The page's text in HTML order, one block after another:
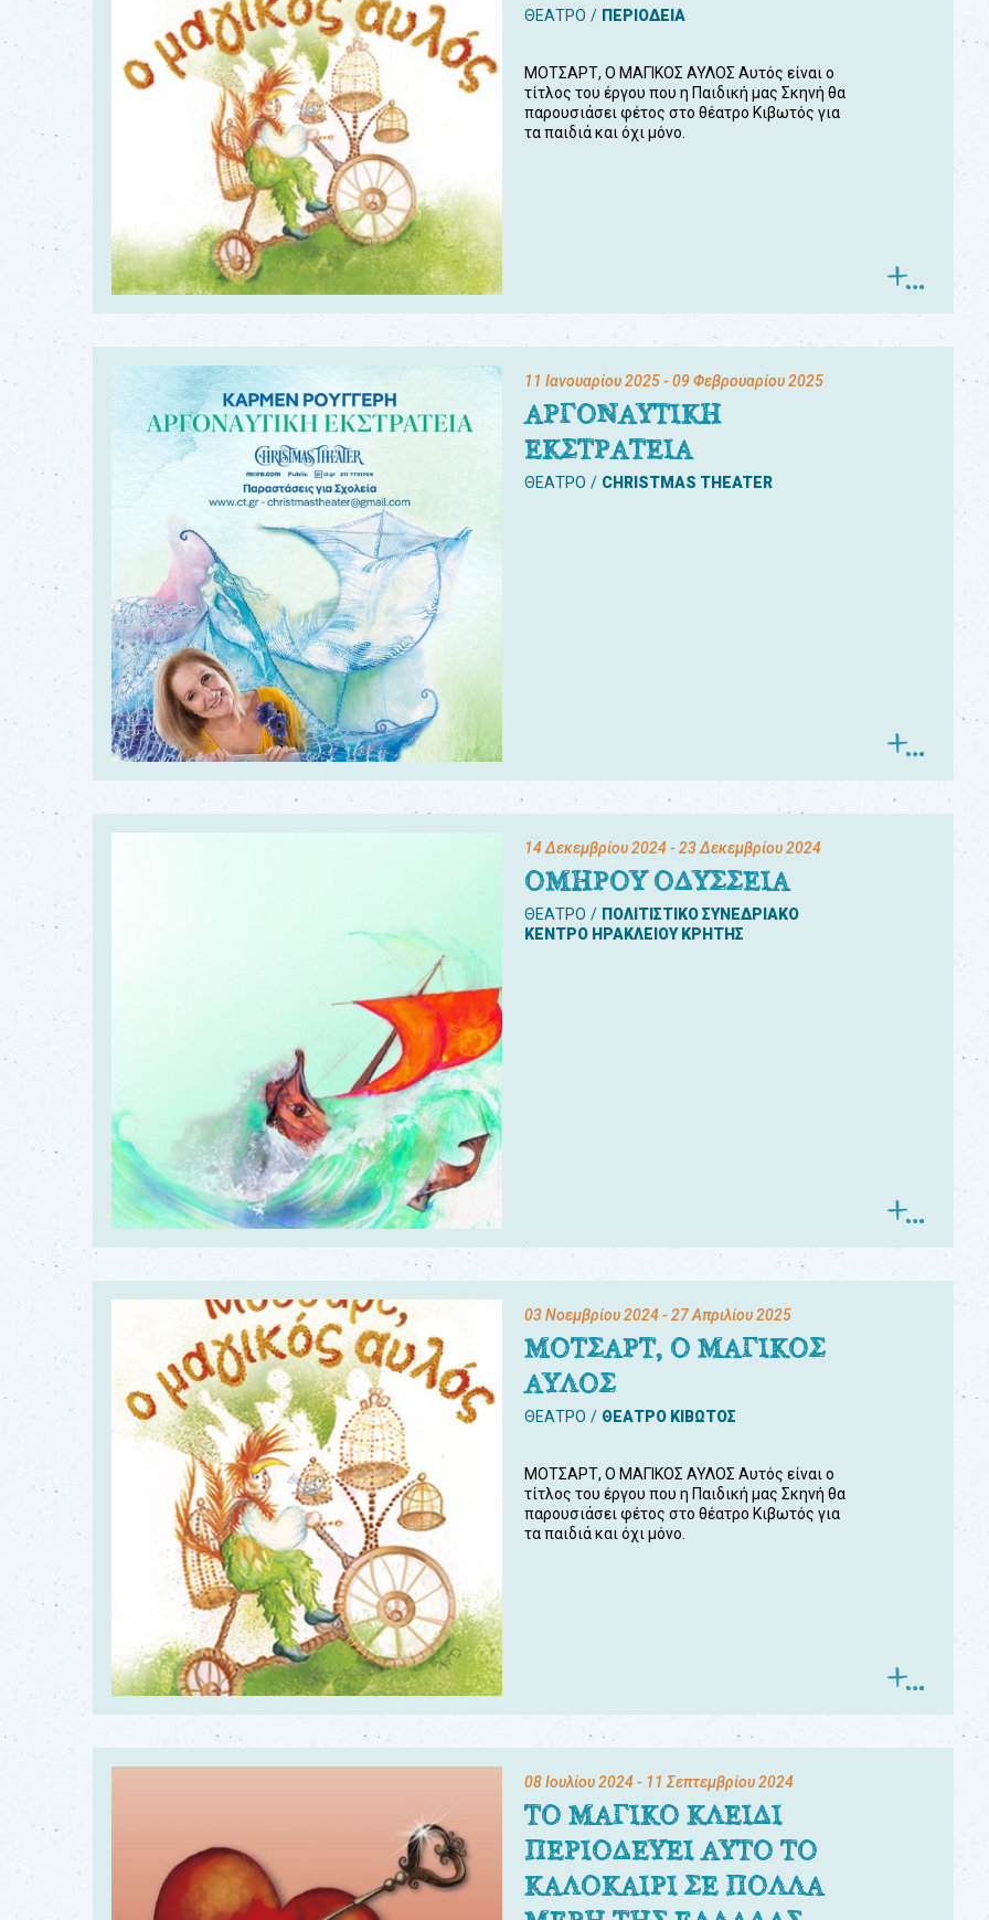
ΘΕΑΤΡΟ ΠΕΡΙΟΔΕΙΑ
ΜΟΤΣΑΡΤ, Ο ΜΑΓΙΚΟΣ ΑΥΛΟΣ Αυτός είναι ο
τίτλος του έργου που η Παιδική μας Σκηνή θα
παρουσιάσει φέτος στο θέατρο Κιβωτός για
τα παιδιά και όχι μόνο.
11 Ιανουαρίου 2025- 09 Φεβρουαρίου 2025
ΑΡΓΟΝΑΥΤΙΚΗ
ΕΚΣΤΡΑΤΕΙΑ
ΘΕΑΤΡΟ CHRISTMAS THEATER
14 Δεκεμβρίου 2024- 23 Δεκεμβρίου 2024
ΟΜΗΡΟΥ ΟΔΥΣΣΕΙΑ
ΘΕΑΤΡΟ
ΠΟΛΙΤΙΣΤΙΚΟ ΣΥΝΕΔΡΙΑΚΟ
ΚΕΝΤΡΟ ΗΡΑΚΛΕΙΟΥ ΚΡΗΤΗΣ
03 Νοεμβρίου 2024- 27 Απριλίου 2025
ΜΟΤΣΑΡΤ, Ο ΜΑΓΙΚΟΣ
ΑΥΛΟΣ
ΘΕΑΤΡΟ ΘΕΑΤΡΟ ΚΙΒΩΤΟΣ
ΜΟΤΣΑΡΤ, Ο ΜΑΓΙΚΟΣ ΑΥΛΟΣ Αυτός είναι ο
τίτλος του έργου που η Παιδική μας Σκηνή θα
παρουσιάσει φέτος στο θέατρο Κιβωτός για
τα παιδιά και όχι μόνο.
08 Ιουλίου 2024- 11 Σεπτεμβρίου 2024
ΤΟ ΜΑΓΙΚΟ ΚΛΕΙΔΙ
ΠΕΡΙΟΔΕΥΕΙ ΑΥΤΟ ΤΟ
ΚΑΛΟΚΑΙΡΙ ΣΕ ΠΟΛΛΑ